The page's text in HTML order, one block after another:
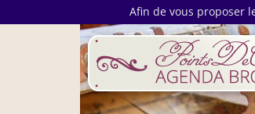
Afin de vous proposer